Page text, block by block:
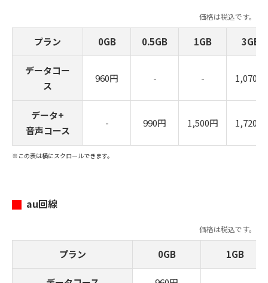
価格は税込です。
プラン 0GB 0.5GB 1GB 3GB
データコー
ス
960円 - - 1,070円
データ+
音声コース
- 990円 1,500円 1,720円
※この表は横にスクロールできます。
au回線
価格は税込です。
プラン 0GB 1GB